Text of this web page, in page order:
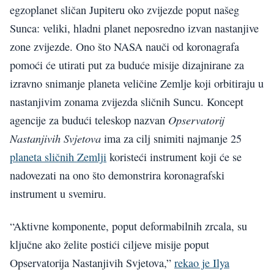
egzoplanet sličan Jupiteru oko zvijezde poput našeg
Sunca: veliki, hladni planet neposredno izvan nastanjive
zone zvijezde. Ono što NASA nauči od koronagrafa
pomoći će utirati put za buduće misije dizajnirane za
izravno snimanje planeta veličine Zemlje koji orbitiraju u
nastanjivim zonama zvijezda sličnih Suncu. Koncept
agencije za budući teleskop nazvan Opservatorij
Nastanjivih Svjetova ima za cilj snimiti najmanje 25
planeta sličnih Zemlji koristeći instrument koji će se
nadovezati na ono što demonstrira koronagrafski
instrument u svemiru.
“Aktivne komponente, poput deformabilnih zrcala, su
ključne ako želite postići ciljeve misije poput
Opservatorija Nastanjivih Svjetova,” rekao je Ilya